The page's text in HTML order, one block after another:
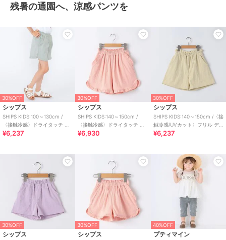
残暑の通園へ、涼感パンツを
30%OFF
シップス
SHIPS KIDS:100～130cm /
〈接触冷感〉ドライタッチ フ
リル ショート パンツ
¥6,237
30%OFF
シップス
SHIPS KIDS:140～150cm /
〈接触冷感〉ドライタッチ フ
リル ショート パンツ
¥6,930
30%OFF
シップス
SHIPS KIDS:140～150cm /〈接
触冷感/UVカット〉フリル デ
イリー ショーツ
¥6,237
30%OFF
シップス
30%OFF
シップス
40%OFF
プティマイン